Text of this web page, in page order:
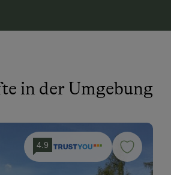
in der Umgebung
4.9